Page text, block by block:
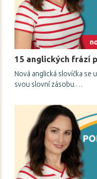
15 anglických frází
Nová anglická slovíčka se
svou slovní zásobu.…